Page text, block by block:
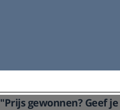
"Prijs gewonnen? Geef